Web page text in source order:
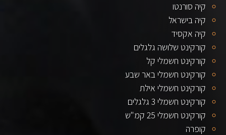
קיה סורנטו
קיה בישראל
קיה אקסיד
קורקינט שלושה גלגלים
קורקינט חשמלי קל
קורקינט חשמלי באר שבע
קורקינט חשמלי אילת
קורקינט חשמלי 3 גלגלים
קורקינט חשמלי 25 קמ"ש
קופרה